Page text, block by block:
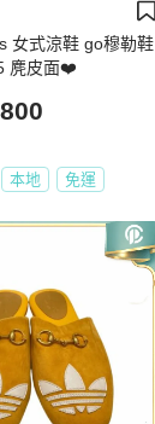
女式涼鞋 go穆勒鞋
麂皮面❤️
本地 免運